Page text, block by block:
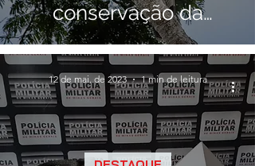
conservação da
espécie
12 de mai. de 2023 1 min de leitura